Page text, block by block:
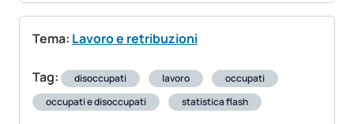
Tema: Lavoro e retribuzioni
Tag: disoccupati lavoro
occupati
occupati e disoccupati
statistica flash